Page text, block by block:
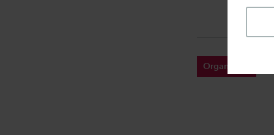
Organisatie